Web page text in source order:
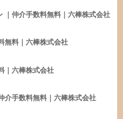
｜仲介手数料無料｜六棒株式会社
無料｜六棒株式会社
｜六棒株式会社
手数料無料｜六棒株式会社